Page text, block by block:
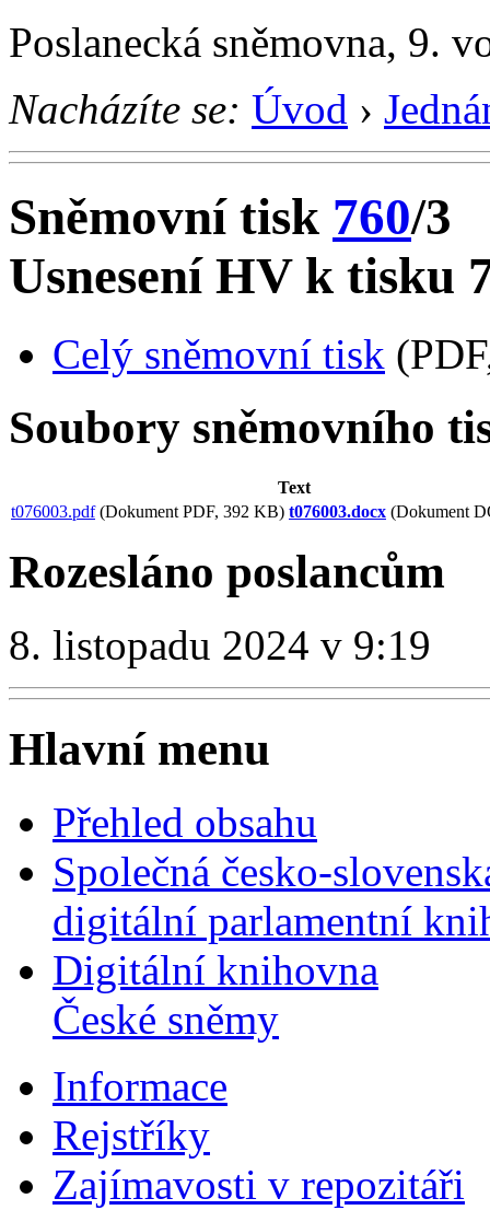
Poslanecká sněmovna, 9.
Nacházíte se: Úvod ›
Sněmovní tisk 760/3
Usnesení HV k tisku
Celý sněmovní tisk
Soubory sněmovního
Text
t076003.pdf(Dokument PDF, 392 KB) t076003.docx (Dokument
Rozesláno poslancům
8. listopadu 2024 v 9:19
Hlavní menu
Přehled obsahu
Společná česko-
digitální parlamentní
Digitální knihovna
České sněmy
Informace
Rejstříky
Zajímavosti v repozitáři